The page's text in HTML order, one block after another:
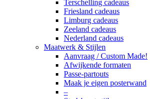
Terschelling cadeaus
Friesland cadeaus
Limburg cadeaus
Zeeland cadeaus
Nederland cadeaus
Maatwerk & Stijlen
Aanvraag / Custom Made!
Afwijkende formaten
Passe-partouts
Maak je eigen posterwand
–